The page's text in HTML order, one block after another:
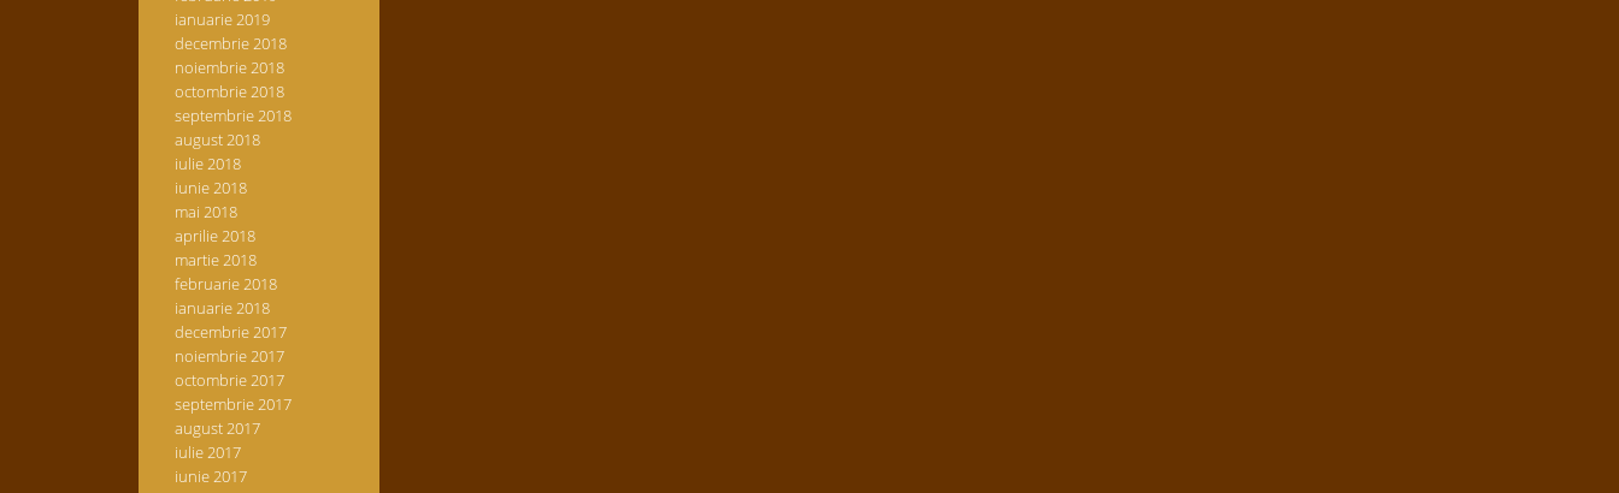
ianuarie 2019
decembrie 2018
noiembrie 2018
octombrie 2018
septembrie 2018
august 2018
iulie 2018
iunie 2018
mai 2018
aprilie 2018
martie 2018
februarie 2018
ianuarie 2018
decembrie 2017
noiembrie 2017
octombrie 2017
septembrie 2017
august 2017
iulie 2017
iunie 2017